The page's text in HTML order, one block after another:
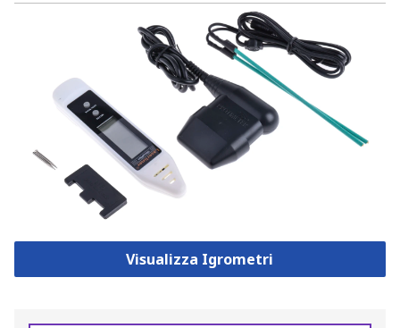
Visualizza Igrometri